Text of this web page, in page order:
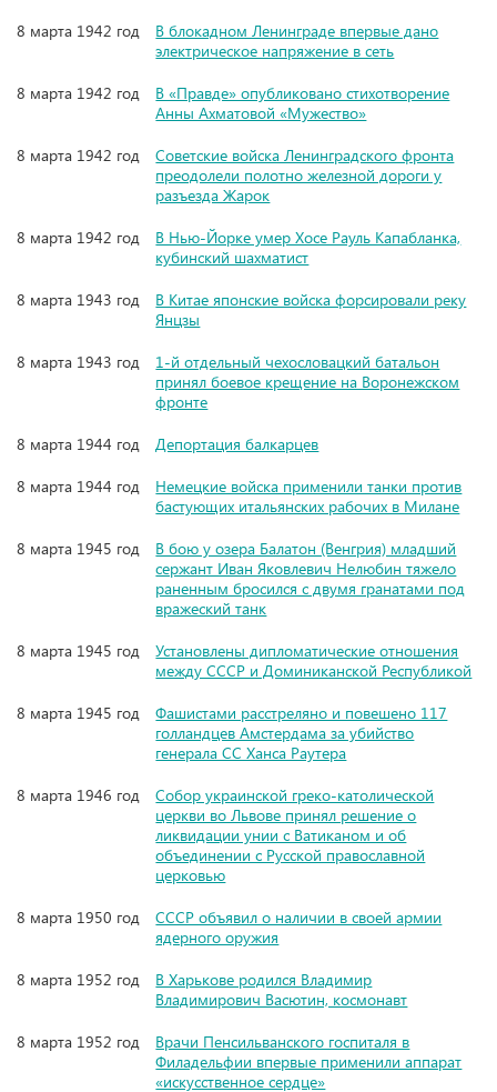
8 марта 1942 год
В блокадном Ленинграде впервые дано
электрическое напряжение в сеть
8 марта 1942 год
В «Правде» опубликовано стихотворение
Анны Ахматовой «Мужество»
8 марта 1942 год
Советские войска Ленинградского фронта
преодолели полотно железной дороги у
разъезда Жарок
8 марта 1942 год
В Нью-Йорке умер Хосе Рауль Капабланка,
кубинский шахматист
8 марта 1943 год
В Китае японские войска форсировали реку
Янцзы
8 марта 1943 год
1-й отдельный чехословацкий батальон
принял боевое крещение на Воронежском
фронте
8 марта 1944 год
Депортация балкарцев
8 марта 1944 год
Немецкие войска применили танки против
бастующих итальянских рабочих в Милане
8 марта 1945 год
В бою у озера Балатон (Венгрия) младший
сержант Иван Яковлевич Нелюбин тяжело
раненным бросился с двумя гранатами под
вражеский танк
8 марта 1945 год
Установлены дипломатические отношения
между СССР и Доминиканской Республикой
8 марта 1945 год
Фашистами расстреляно и повешено 117
голландцев Амстердама за убийство
генерала СС Ханса Раутера
8 марта 1946 год
Собор украинской греко-католической
церкви во Львове принял решение о
ликвидации унии с Ватиканом и об
объединении с Русской православной
церковью
8 марта 1950 год
СССР объявил о наличии в своей армии
ядерного оружия
8 марта 1952 год
В Харькове родился Владимир
Владимирович Васютин, космонавт
8 марта 1952 год
Врачи Пенсильванского госпиталя в
Филадельфии впервые применили аппарат
«искусственное сердце»